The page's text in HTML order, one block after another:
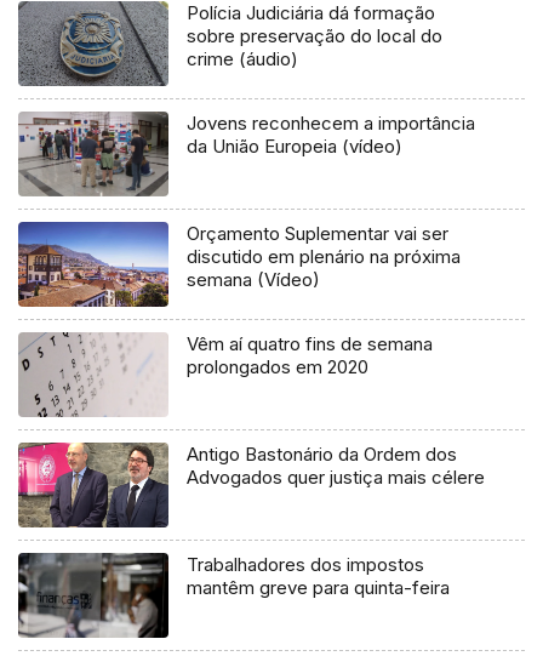
Polícia Judiciária dá formação
sobre preservação do local do
crime (áudio)
Jovens reconhecem a importância
da União Europeia (vídeo)
Orçamento Suplementar vai ser
discutido em plenário na próxima
semana (Vídeo)
Vêm aí quatro fins de semana
prolongados em 2020
Antigo Bastonário da Ordem dos
Advogados quer justiça mais célere
Trabalhadores dos impostos
mantêm greve para quinta-feira